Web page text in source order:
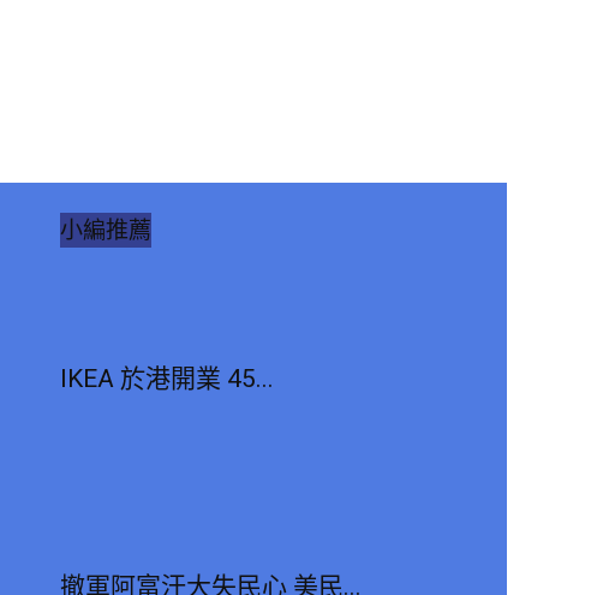
小編推薦
IKEA 於港開業 45...
撤軍阿富汗大失民心 美民...